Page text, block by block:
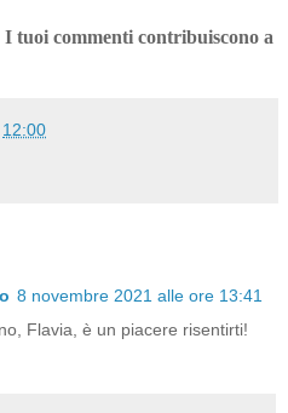
tuoi commenti contribuiscono a
12:00
8 novembre 2021 alle ore 13:41
Flavia, è un piacere risentirti!